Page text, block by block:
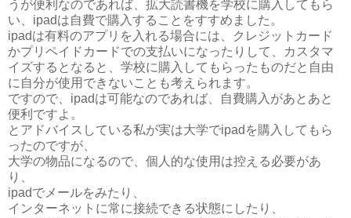
うが便利なのであれば、拡大読書機を学校に購入してもら
い、ipadは自費で購入することをすすめました。
ipadは有料のアプリを入れる場合には、クレジットカード
かプリペイドカードでの支払いになったりして、カスタマ
イズするとなると、学校に購入してもらったものだと自由
に自分が使用できないことも考えられます。
ですので、ipadは可能なのであれば、自費購入があとあと
便利ですよ。
とアドバイスしている私が実は大学でipadを購入してもら
ったのですが、
大学の物品になるので、個人的な使用は控える必要があ
り、
ipadでメールをみたり、
インターネットに常に接続できる状態にしたり、